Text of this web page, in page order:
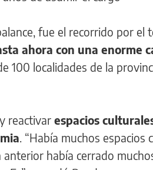
fue el recorrido por el
ahora con una enorme
100 localidades de la
reactivar espacios
. “Había muchos espacios
había cerrado